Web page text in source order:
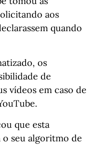
aos
quando
os
de
vídeos em caso de
que esta
seu algoritmo de